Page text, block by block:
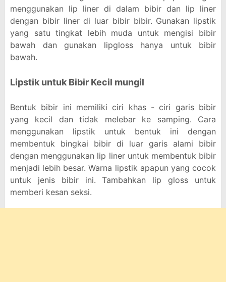
menggunakan lip liner di dalam bibir dan lip liner
dengan bibir liner di luar bibir bibir. Gunakan lipstik
yang satu tingkat lebih muda untuk mengisi bibir
bawah dan gunakan lipgloss hanya untuk bibir
bawah.
Lipstik untuk Bibir Kecil mungil
Bentuk bibir ini memiliki ciri khas - ciri garis bibir
yang kecil dan tidak melebar ke samping. Cara
menggunakan lipstik untuk bentuk ini dengan
membentuk bingkai bibir di luar garis alami bibir
dengan menggunakan lip liner untuk membentuk bibir
menjadi lebih besar. Warna lipstik apapun yang cocok
untuk jenis bibir ini. Tambahkan lip gloss untuk
memberi kesan seksi.